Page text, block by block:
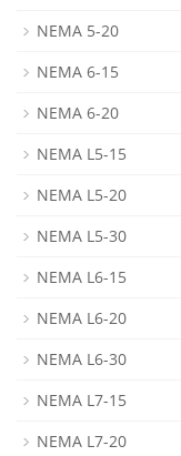
NEMA 5-20
NEMA 6-15
NEMA 6-20
NEMA L5-15
NEMA L5-20
NEMA L5-30
NEMA L6-15
NEMA L6-20
NEMA L6-30
NEMA L7-15
NEMA L7-20